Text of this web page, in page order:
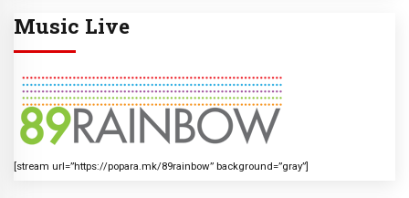
Music Live
[stream url=”https://popara.mk/89rainbow” background=”gray”]